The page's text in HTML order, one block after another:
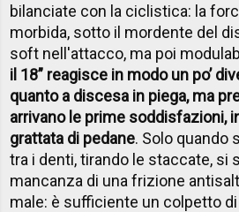
bilanciate con la ciclistica: la
morbida, sotto il mordente del
soft nell'attacco, ma poi
il 18” reagisce in modo un po’
quanto a discesa in piega, ma
arrivano le prime soddisfazioni,
grattata di pedane. Solo quando
tra i denti, tirando le staccate, si
mancanza di una frizione
male: è sufficiente un colpetto